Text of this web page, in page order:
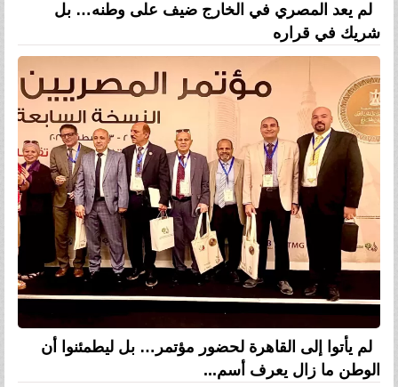
لم يعد المصري في الخارج ضيف على وطنه… بل
شريك في قراره
لم يأتوا إلى القاهرة لحضور مؤتمر… بل ليطمئنوا أن
الوطن ما زال يعرف أسم...